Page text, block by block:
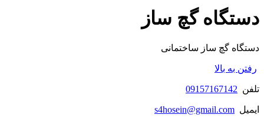
دستگاه گچ ساز
دستگاه گچ ساز ساختمانی
رفتن به بالا
تلفن 09157167142
ایمیل s4hosein@gmail.com